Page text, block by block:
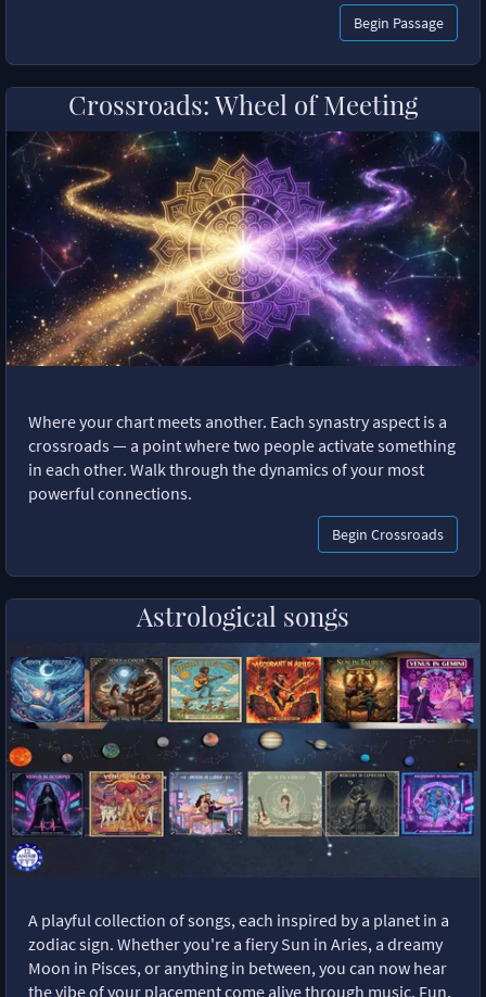
Begin Passage
Crossroads: Wheel of Meeting
Where your chart meets another. Each synastry aspect is a
crossroads — a point where two people activate something
in each other. Walk through the dynamics of your most
powerful connections.
Begin Crossroads
Astrological songs
A playful collection of songs, each inspired by a planet in a
zodiac sign. Whether you're a fiery Sun in Aries, a dreamy
Moon in Pisces, or anything in between, you can now hear
the vibe of your placement come alive through music. Fun,